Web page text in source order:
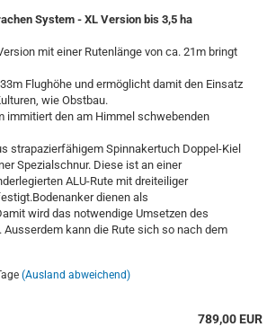
System - XL Version bis 3,5 ha
mit einer Rutenlänge von ca. 21m bringt
Flughöhe und ermöglicht damit den Einsatz
wie Obstbau.
immitiert den am Himmel schwebenden
strapazierfähigem Spinnakertuch Doppel-Kiel
Spezialschnur. Diese ist an einer
ALU-Rute mit dreiteiliger
dienen als
wird das notwendige Umsetzen des
kann die Rute sich so nach dem
(Ausland abweichend)
789,00 EUR